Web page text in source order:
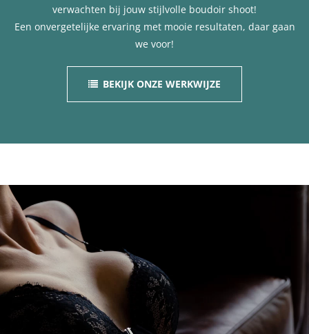
verwachten bij jouw stijlvolle boudoir shoot!
Een onvergetelijke ervaring met mooie resultaten, daar gaan
we voor!
BEKIJK ONZE WERKWIJZE